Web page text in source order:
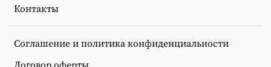
Контакты
Соглашение и политика конфиденциальности